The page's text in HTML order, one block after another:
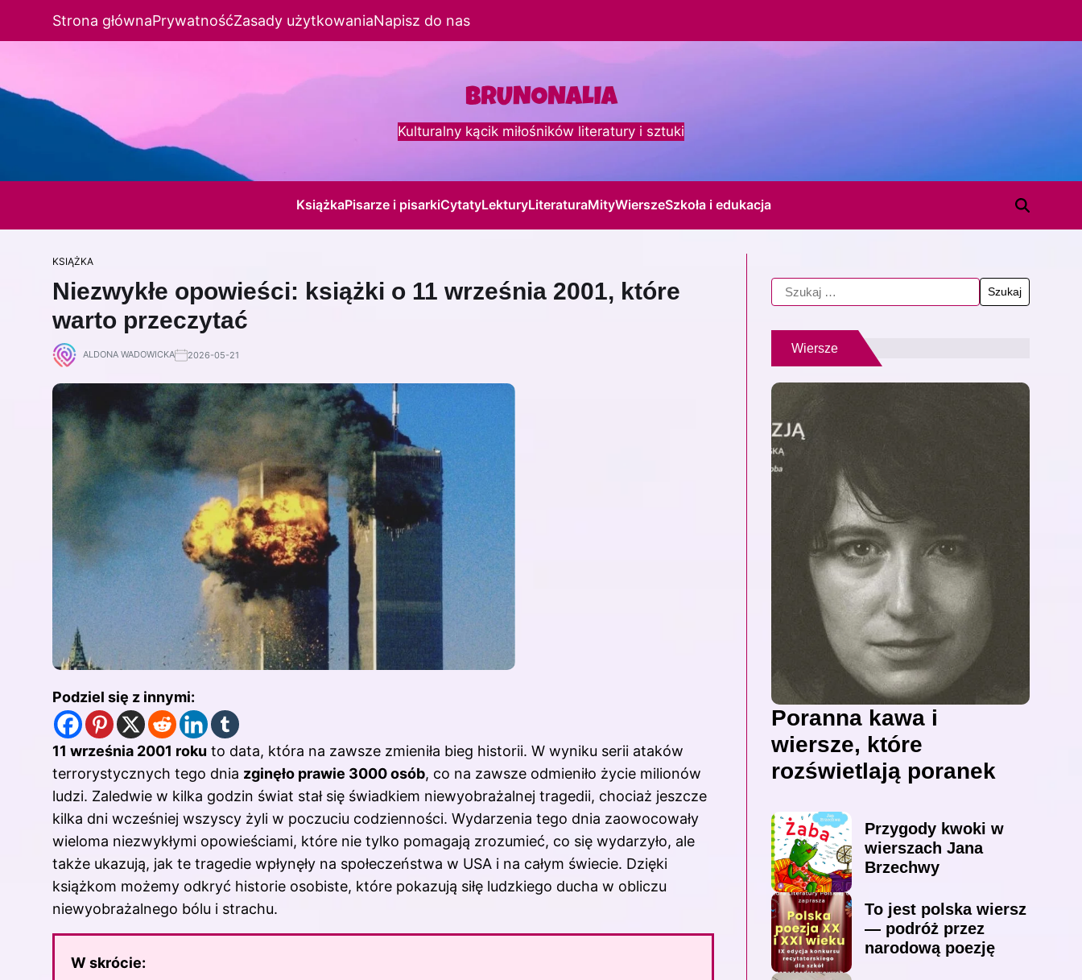
Strona głównaPrywatnośćZasady użytkowaniaNapisz do nas
Kulturalny kącik miłośników literatury i sztuki
KsiążkaPisarze i pisarkiCytatyLekturyLiteraturaMityWierszeSzkoła i edukacja
KSIĄŻKA
Niezwykłe opowieści: książki o 11 września 2001, które
warto przeczytać
ALDONA WADOWICKA 2026-05-21
Podziel się z innymi:
11 września 2001 roku to data, która na zawsze zmieniła bieg historii. W wyniku serii ataków
terrorystycznych tego dnia zginęło prawie 3000 osób, co na zawsze odmieniło życie milionów
ludzi. Zaledwie w kilka godzin świat stał się świadkiem niewyobrażalnej tragedii, chociaż jeszcze
kilka dni wcześniej wszyscy żyli w poczuciu codzienności. Wydarzenia tego dnia zaowocowały
wieloma niezwykłymi opowieściami, które nie tylko pomagają zrozumieć, co się wydarzyło, ale
także ukazują, jak te tragedie wpłynęły na społeczeństwa w USA i na całym świecie. Dzięki
książkom możemy odkryć historie osobiste, które pokazują siłę ludzkiego ducha w obliczu
niewyobrażalnego bólu i strachu.
W skrócie:
Wiersze
Poranna kawa i
wiersze, które
rozświetlają poranek
Przygody kwoki w
wierszach Jana
Brzechwy
To jest polska wiersz
— podróż przez
narodową poezję